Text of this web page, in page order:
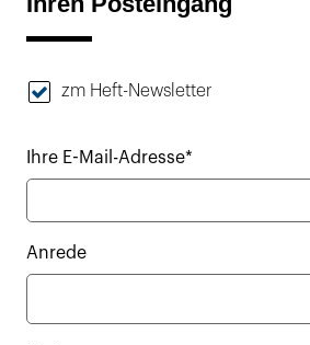
zm Heft-Newsletter
Ihre E-Mail-Adresse*
Anrede